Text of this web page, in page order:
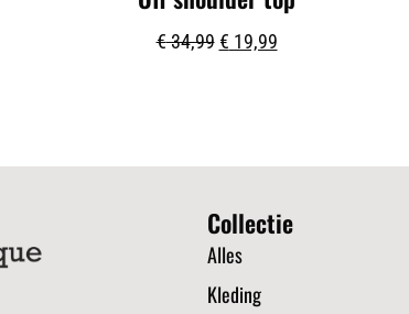
€34,99 € 19,99
Collectie
Alles
Kleding